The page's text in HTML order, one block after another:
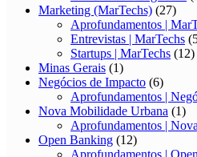
Marketing (MarTechs) (27)
Aprofundamentos |
Entrevistas | MarTechs
Startups | MarTechs (12)
Minas Gerais (1)
Negócios de Impacto (6)
Aprofundamentos |
Nova Mobilidade Urbana (1)
Aprofundamentos |
Open Banking (12)
Aprofundamentos |